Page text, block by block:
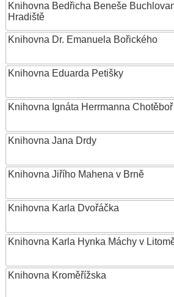
Knihovna Bedřicha Beneše
Hradiště
Knihovna Dr. Emanuela Bořického
Knihovna Eduarda Petišky
Knihovna Ignáta Herrmanna Chotěboř
Knihovna Jana Drdy
Knihovna Jiřího Mahena v Brně
Knihovna Karla Dvořáčka
Knihovna Karla Hynka Máchy v
Knihovna Kroměřížska